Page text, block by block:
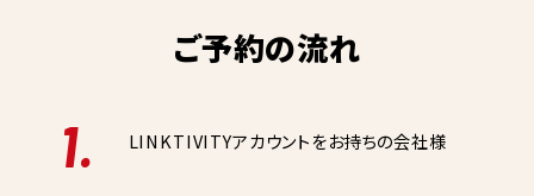
ご予約の流れ
1. LINKTIVITYアカウントをお持ちの会社様